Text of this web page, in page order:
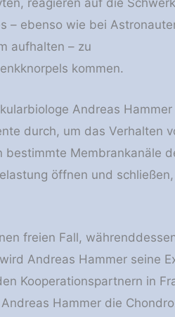
– ebenso wie bei
aufhalten – zu
kommen.
Andreas
durch, um das Verhalten
bestimmte Membrankanäle
öffnen und
freien Fall,
Andreas Hammer seine
Kooperationspartnern in
Hammer die